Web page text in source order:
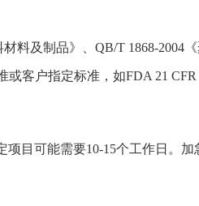
料及制品》、QB/T 1868-2004
客户指定标准，如FDA 21 CFR
目可能需要10-15个工作日。